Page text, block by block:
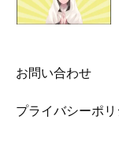
お問い合わせ
プライバシーポリ